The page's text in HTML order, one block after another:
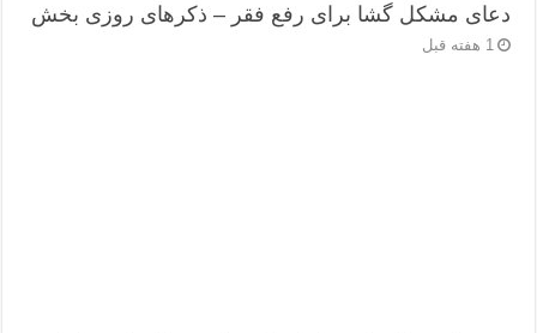
دعای مشکل گشا برای رفع فقر – ذکرهای روزی‌ بخش
1 هفته قبل